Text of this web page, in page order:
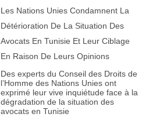
Les Nations Unies Condamnent La
Détérioration De La Situation Des
Avocats En Tunisie Et Leur Ciblage
En Raison De Leurs Opinions
Des experts du Conseil des Droits de
l’Homme des Nations Unies ont
exprimé leur vive inquiétude face à la
dégradation de la situation des
avocats en Tunisie